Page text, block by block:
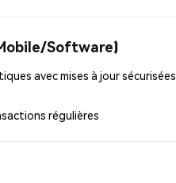
Software)
avec mises à jour sécurisées,
régulières